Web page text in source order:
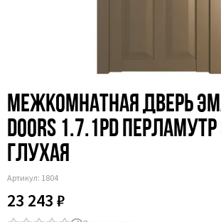
Межкомнатная дверь
Doors 1.7.1PD
глухая
Артикул: 1804
23 243 ₽